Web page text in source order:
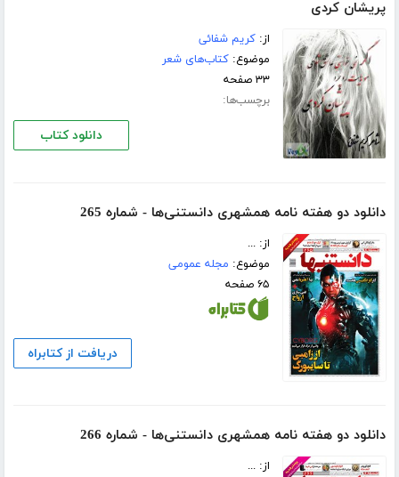
پریشان کردی
از:کریم شفائی
موضوع:کتاب‌های شعر
۳۳ صفحه
برچسب‌ها:
دانلود کتاب
دانلود دو هفته نامه همشهری دانستنی‌ها - شماره 265
از: ...
موضوع: مجله عمومی
۶۵ صفحه
دریافت از کتابراه
دانلود دو هفته نامه همشهری دانستنی‌ها - شماره 266
از: ...